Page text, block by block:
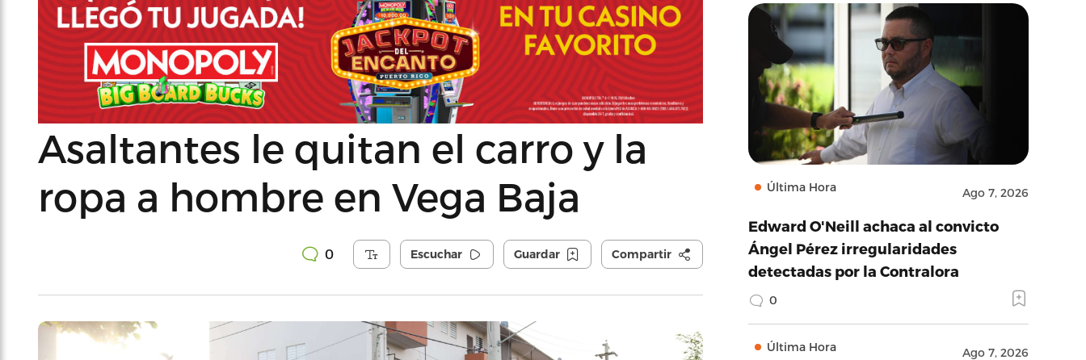
Asaltantes le quitan el carro y la
ropa a hombre en Vega Baja
0 Escuchar Guardar Compartir
Última Hora Ago 7, 2026
Edward O'Neill achaca al convicto
Ángel Pérez irregularidades
detectadas por la Contralora
0
Última Hora Ago 7, 2026